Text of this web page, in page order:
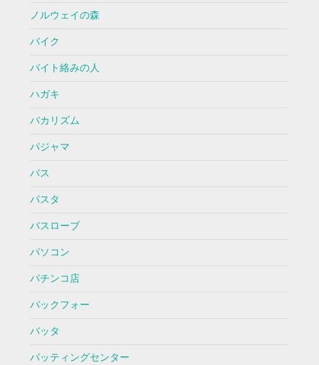
ノルウェイの森
バイク
バイト絡みの人
ハガキ
バカリズム
パジャマ
バス
パスタ
バスローブ
パソコン
パチンコ店
バックフォー
バッタ
バッティングセンター